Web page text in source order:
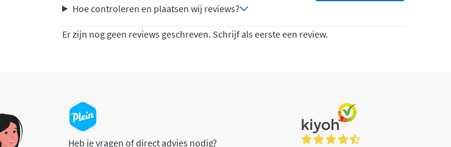
Hoe controleren en plaatsen wij reviews?
Er zijn nog geen reviews geschreven. Schrijf als eerste een review.
Heb je vragen of direct advies nodig?